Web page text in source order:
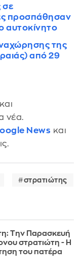
σε
προσπάθησαν
αυτοκίνητο
της
από 29
και
νέα.
News και
στρατιώτης
Την Παρασκευή
στρατιώτη - Η
του πατέρα